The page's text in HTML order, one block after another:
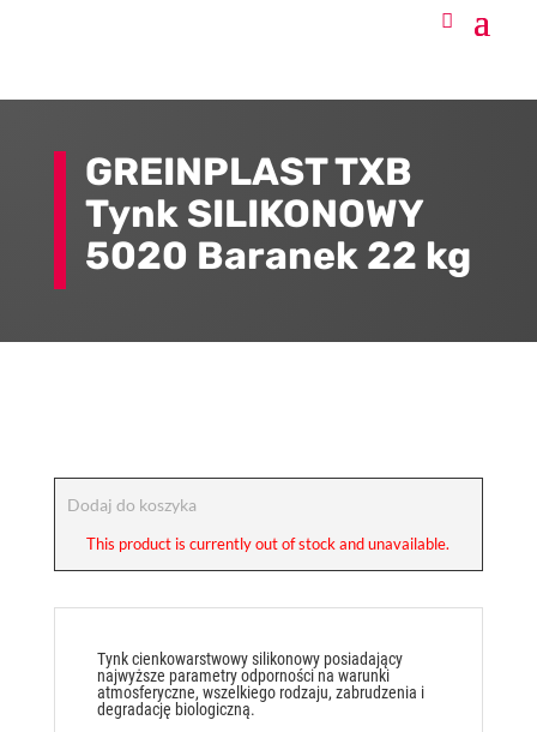
GREINPLAST TXB
Tynk SILIKONOWY
5020 Baranek 22 kg
This product is currently out of stock and unavailable.
Tynk cienkowarstwowy silikonowy posiadający
najwyższe parametry odporności na warunki
atmosferyczne, wszelkiego rodzaju, zabrudzenia i
degradację biologiczną.